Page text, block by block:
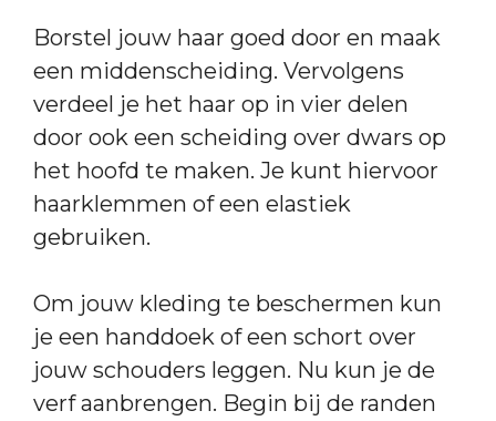
Borstel jouw haar goed door en maak
een middenscheiding. Vervolgens
verdeel je het haar op in vier delen
door ook een scheiding over dwars op
het hoofd te maken. Je kunt hiervoor
haarklemmen of een elastiek
gebruiken.
Om jouw kleding te beschermen kun
je een handdoek of een schort over
jouw schouders leggen. Nu kun je de
verf aanbrengen. Begin bij de randen